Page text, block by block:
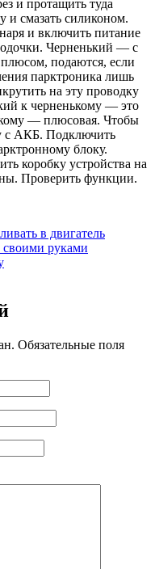
и протащить туда
и смазать силиконом.
и включить питание
Черненький — с
подаются, если
парктроника лишь
на эту проводку
к черненькому — это
— плюсовая. Чтобы
с АКБ. Подключить
блоку.
коробку устройства на
Проверить функции.
в двигатель
руками
Обязательные поля